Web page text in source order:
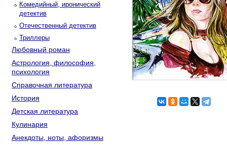
Комедийный, иронический
детектив
Отечественный детектив
Триллеры
Любовный роман
Астрология, философия,
психология
Справочная литература
История
Детская литература
Кулинария
Анекдоты, ноты, афоризмы